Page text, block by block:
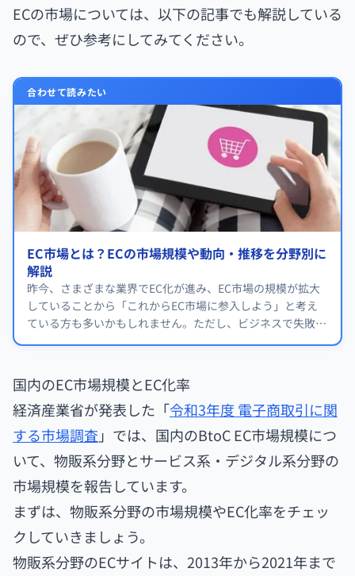
ECの市場については、以下の記事でも解説している
ので、ぜひ参考にしてみてください。
合わせて読みたい
EC市場とは？ECの市場規模や動向・推移を分野別に
解説
昨今、さまざまな業界でEC化が進み、EC市場の規模が拡大
していることから「これからEC市場に参入しよう」と考え
ている方も多いかもしれません。ただし、ビジネスで失敗し
ないためには各分野におけるEC市場の規模や動向を事前に
国内のEC市場規模とEC化率
経済産業省が発表した「令和3年度 電子商取引に関
する市場調査 」では、国内のBtoC EC市場規模につ
いて、物販系分野とサービス系・デジタル系分野の
市場規模を報告しています。
まずは、物販系分野の市場規模やEC化率をチェッ
クしていきましょう。
物販系分野のECサイトは、2013年から2021年まで